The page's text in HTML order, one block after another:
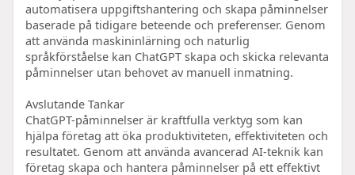
automatisera uppgiftshantering och skapa påminnelser
baserade på tidigare beteende och preferenser. Genom
att använda maskininlärning och naturlig
språkförståelse kan ChatGPT skapa och skicka relevanta
påminnelser utan behovet av manuell inmatning.
Avslutande Tankar
ChatGPT-påminnelser är kraftfulla verktyg som kan
hjälpa företag att öka produktiviteten, effektiviteten och
resultatet. Genom att använda avancerad AI-teknik kan
företag skapa och hantera påminnelser på ett effektivt